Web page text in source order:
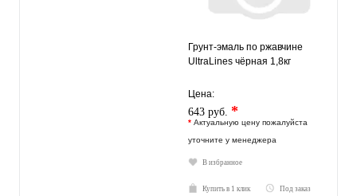
Грунт-эмаль по ржавчине
UltraLines чёрная 1,8кг
Цена:
643 руб. *
* Актуальную цену пожалуйста
уточните у менеджера
В избранное
Купить в 1 клик Под заказ